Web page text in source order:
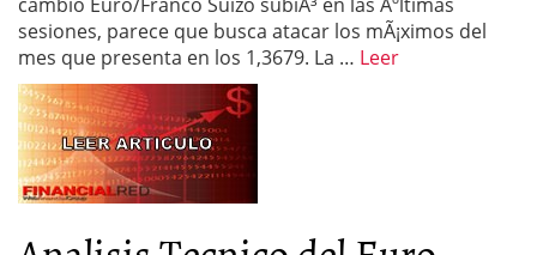
sesiones, parece que busca atacar los mÃ¡ximos del
mes que presenta en los 1,3679. La … Leer